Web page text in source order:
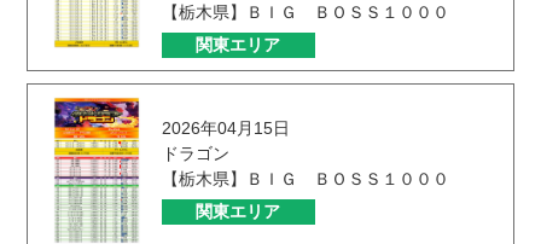
【栃木県】ＢＩＧ ＢＯＳＳ１０００
関東エリア
2026年04月15日
ドラゴン
【栃木県】ＢＩＧ ＢＯＳＳ１０００
関東エリア